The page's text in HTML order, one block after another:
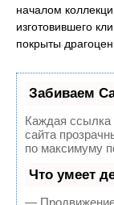
началом
изготовившего
покрыты
Забиваем
Каждая ссылка
сайта
по максимуму
Что умеет
— Продвижение